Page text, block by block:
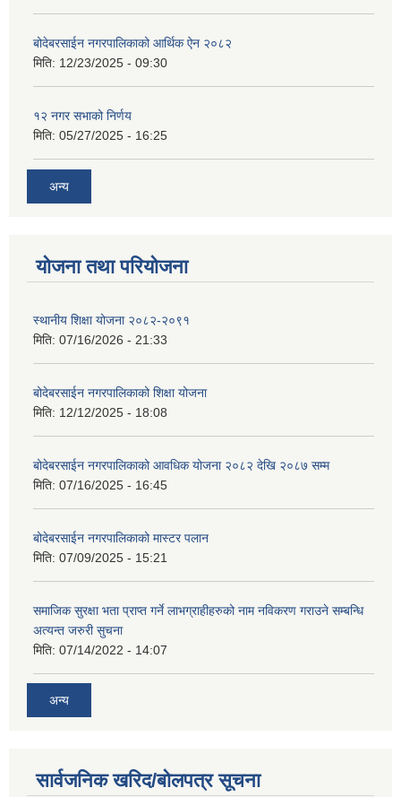
बोदेबरसाईन नगरपालिकाको आर्थिक ऐन २०८२
मिति: 12/23/2025 - 09:30
१२ नगर सभाको निर्णय
मिति: 05/27/2025 - 16:25
अन्य
योजना तथा परियोजना
स्थानीय शिक्षा योजना २०८२-२०९१
मिति: 07/16/2026 - 21:33
बोदेबरसाईन नगरपालिकाको शिक्षा योजना
मिति: 12/12/2025 - 18:08
बोदेबरसाईन नगरपालिकाको आवधिक योजना २०८२ देखि २०८७ सम्म
मिति: 07/16/2025 - 16:45
बोदेबरसाईन नगरपालिकाको मास्टर पलान
मिति: 07/09/2025 - 15:21
समाजिक सुरक्षा भता प्राप्त गर्ने लाभग्राहीहरुको नाम नविकरण गराउने सम्बन्धि
अत्यन्त जरुरी सुचना
मिति: 07/14/2022 - 14:07
अन्य
सार्वजनिक खरिद/बोलपत्र सूचना